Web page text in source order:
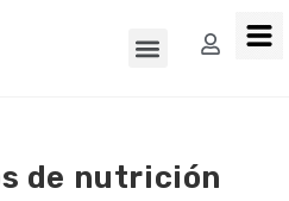
de nutrición